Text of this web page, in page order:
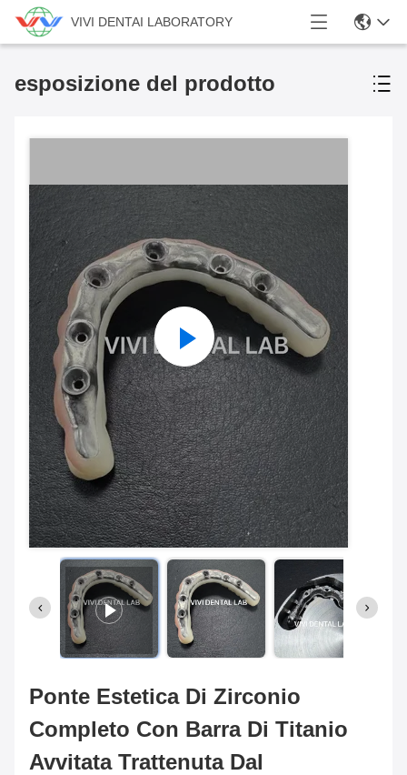
VIVI DENTAI LABORATORY
esposizione del prodotto
Ponte Estetica Di Zirconio
Completo Con Barra Di Titanio
Avvitata Trattenuta Dal